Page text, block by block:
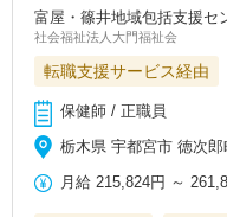
富屋・篠井地域包括支援セ
社会福祉法人大門福祉会
転職支援サービス経由
保健師 / 正職員
栃木県 宇都宮市 徳次郎
月給 215,824円 ～